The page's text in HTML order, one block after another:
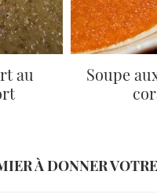
au
Soupe
À DONNER